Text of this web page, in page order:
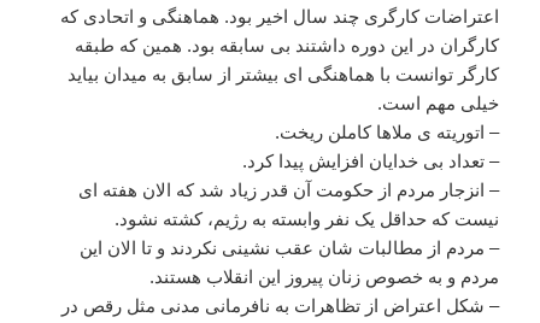
اعتراضات کارگری چند سال اخیر بود. هماهنگی و اتحادی که
کارگران در این دوره داشتند بی سابقه بود. همین که طبقه
کارگر توانست با هماهنگی ای بیشتر از سابق به میدان بیاید
خیلی مهم است.
– اتوریته ی ملاها کاملن ریخت.
– تعداد بی خدایان افزایش پیدا کرد.
– انزجار مردم از حکومت آن قدر زیاد شد که الان هفته ای
نیست که حداقل یک نفر وابسته به رژیم، کشته نشود.
– مردم از مطالبات شان عقب نشینی نکردند و تا الان این
مردم و به خصوص زنان پیروز این انقلاب هستند.
– شکل اعتراض از تظاهرات به نافرمانی مدنی مثل رقص در